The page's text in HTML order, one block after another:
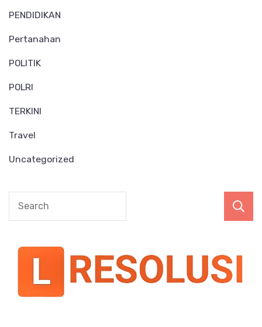
PENDIDIKAN
Pertanahan
POLITIK
POLRI
TERKINI
Travel
Uncategorized